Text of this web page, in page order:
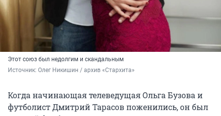
Этот союз был недолгим и скандальным
Источник: Олег Никишин / архив «Стархита»
Когда начинающая телеведущая Ольга Бузова и
футболист Дмитрий Тарасов поженились, он был